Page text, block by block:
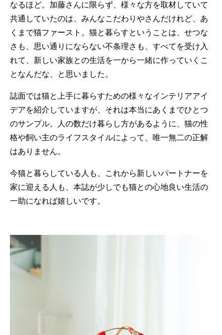
なるほど。加藤さんに限らず、様々な方を取材していて
共通していたのは、みんなこだわりやさんだけれど、あ
くまで猫ファースト。猫と暮らすということは、せつな
さも、思い通りにならない不条理さも、すべてを受け入
れて、新しい家族との生活を一から一緒に作っていくこ
となんだな、と思いました。
誌面では猫と上手に暮らすための様々なインテリアアイ
デアを紹介していますが、それは本当にあくまでひとつ
のサンプル。人の数だけ暮らし方があるように、猫の性
格や飼い主のライフスタイルによって、唯一無二の正解
はありません。
今猫と暮らしている人も、これから新しいパートナーを
家に迎える人も、本誌が少しでも猫との心地良い生活の
一助になれば嬉しいです。